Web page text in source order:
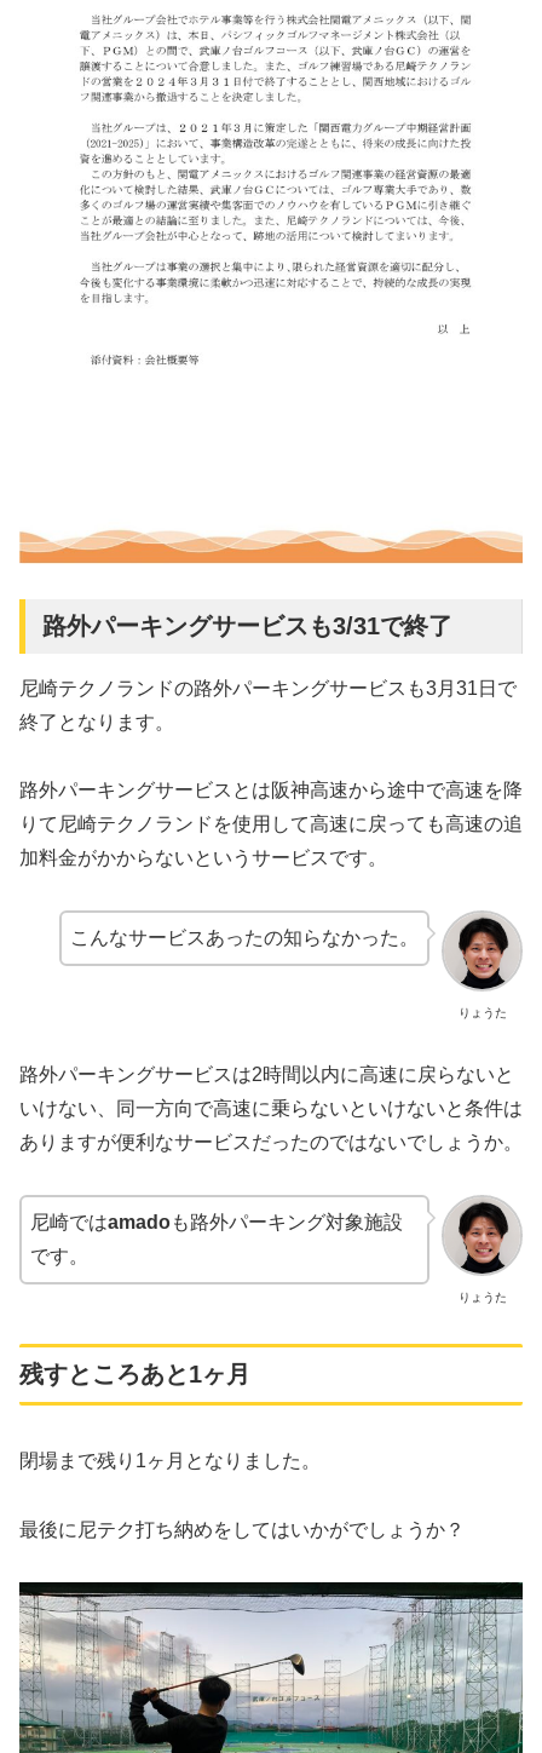
路外パーキングサービスも3/31で終了
尼崎テクノランドの路外パーキングサービスも3月31日で
終了となります。
路外パーキングサービスとは阪神高速から途中で高速を降
りて尼崎テクノランドを使用して高速に戻っても高速の追
加料金がかからないというサービスです。
りょうた
こんなサービスあったの知らなかった。
路外パーキングサービスは2時間以内に高速に戻らないと
いけない、同一方向で高速に乗らないといけないと条件は
ありますが便利なサービスだったのではないでしょうか。
りょうた
尼崎ではamadoも路外パーキング対象施設
です。
残すところあと1ヶ月
閉場まで残り1ヶ月となりました。
最後に尼テク打ち納めをしてはいかがでしょうか？